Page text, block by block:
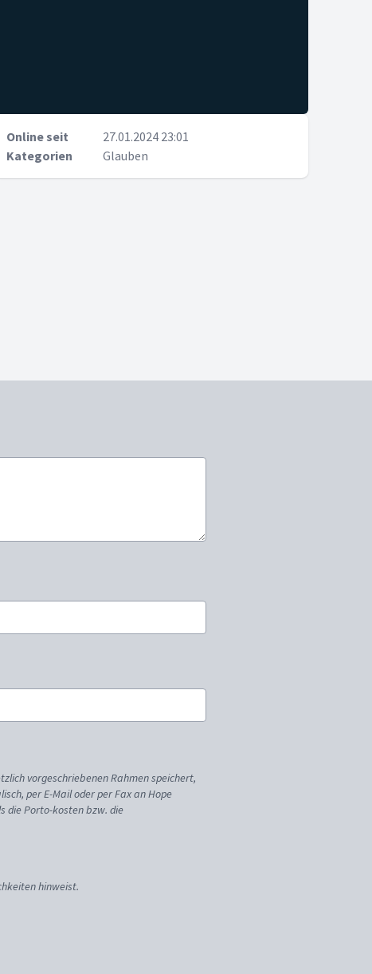
Online seit
27.01.2024 23:01
Kategorien
Glauben
vorgeschriebenen Rahmen speichert,
per E-Mail oder per Fax an Hope
die Porto-kosten bzw. die
hinweist.